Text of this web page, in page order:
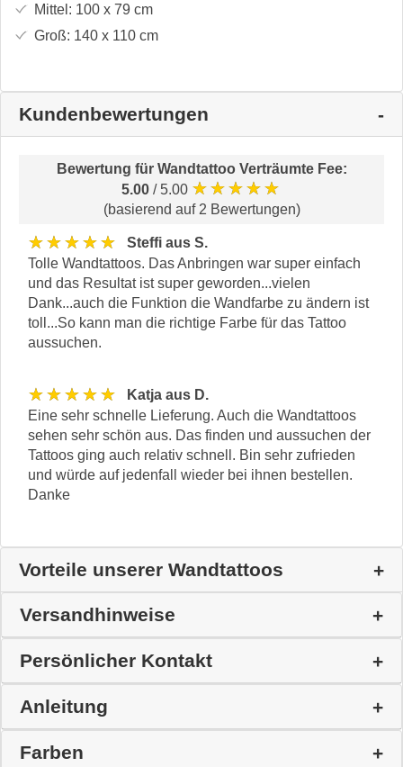
Mittel: 100 x 79 cm
Groß: 140 x 110cm
Kundenbewertungen
Bewertung für Wandtattoo Verträumte Fee:
5.00 / 5.00 ★★★★★
(basierend auf 2 Bewertungen)
★★★★★
Steffi aus S.
Tolle Wandtattoos. Das Anbringen war super einfach
und das Resultat ist super geworden...vielen
Dank...auch die Funktion die Wandfarbe zu ändern ist
toll...So kann man die richtige Farbe für das Tattoo
aussuchen.
★★★★★
Katja aus D.
Eine sehr schnelle Lieferung. Auch die Wandtattoos
sehen sehr schön aus. Das finden und aussuchen der
Tattoos ging auch relativ schnell. Bin sehr zufrieden
und würde auf jedenfall wieder bei ihnen bestellen.
Danke
Vorteile unserer Wandtattoos
Versandhinweise
Persönlicher Kontakt
Anleitung
Farben